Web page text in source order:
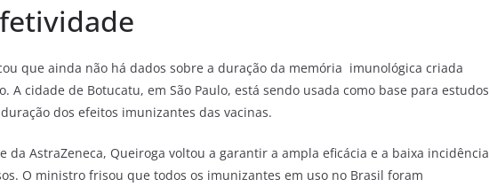
que ainda não há dados sobre a duração da memória imunológica criada
A cidade de Botucatu, em São Paulo, está sendo usada como base para estudos
dos efeitos imunizantes das vacinas.
da AstraZeneca, Queiroga voltou a garantir a ampla eficácia e a baixa incidência
O ministro frisou que todos os imunizantes em uso no Brasil foram